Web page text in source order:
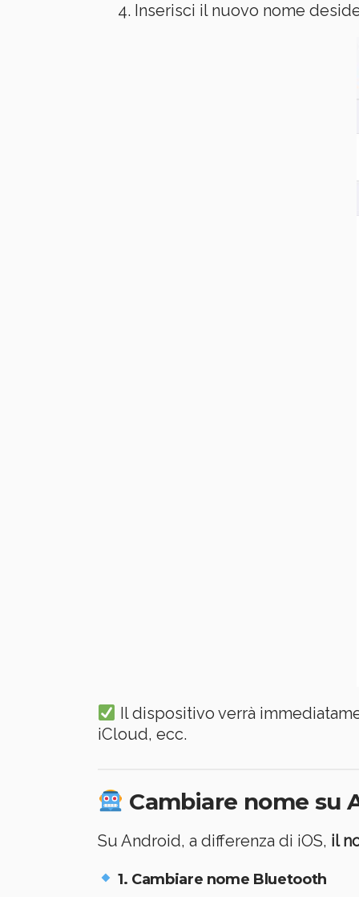
Inserisci il nuovo nome
Il dispositivo verrà
iCloud, ecc.
Cambiare nome su
Su Android, a differenza di iOS, il
1. Cambiare nome Bluetooth